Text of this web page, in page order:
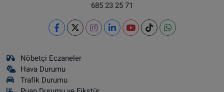
685 23 25 71
Nöbetçi Eczaneler
Hava Durumu
Trafik Durumu